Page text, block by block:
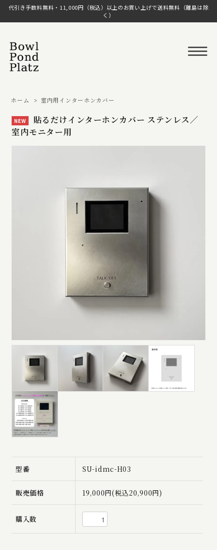
代引き手数料無料・11,000円（税込）以上のお買い上げで送料無料（離島は除
く）
ホーム > 室内用インターホンカバー
NEW
貼るだけインターホンカバー ステンレス／
室内モニター用
型番 SU-idmc-H03
販売価格 19,000円(税込20,900円)
購入数